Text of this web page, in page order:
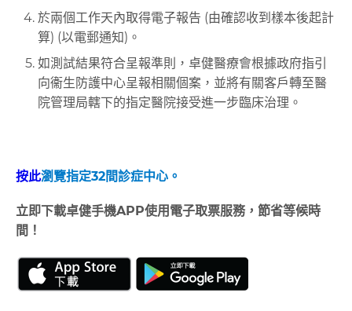
於兩個工作天內取得電子報告 (由確認收到樣本後起計
算) (以電郵通知)。
如測試結果符合呈報準則，卓健醫療會根據政府指引
向衞生防護中心呈報相關個案，並將有關客戶轉至醫
院管理局轄下的指定醫院接受進一步臨床治理。
按此瀏覽指定32間診症中心。
立即下載卓健手機APP使用電子取票服務，節省等候時
間！